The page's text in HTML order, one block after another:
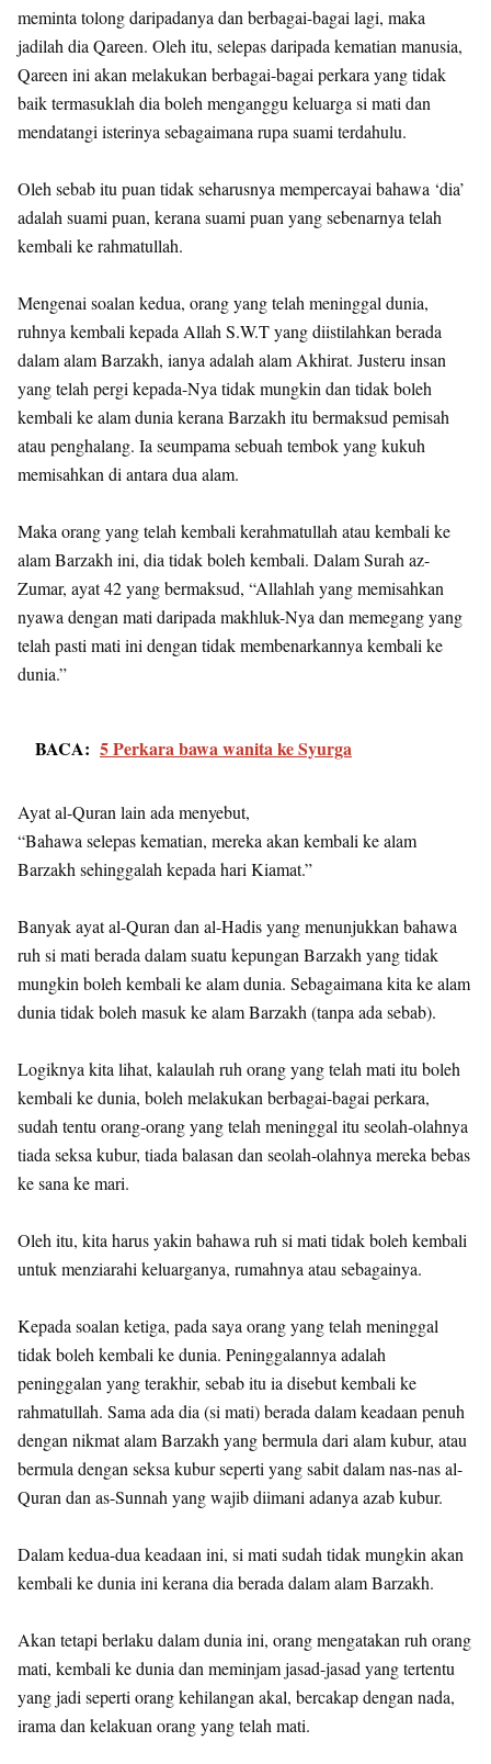
meminta tolong daripadanya dan berbagai-bagai lagi, maka
jadilah dia Qareen. Oleh itu, selepas daripada kematian manusia,
Qareen ini akan melakukan berbagai-bagai perkara yang tidak
baik termasuklah dia boleh menganggu keluarga si mati dan
mendatangi isterinya sebagaimana rupa suami terdahulu.
Oleh sebab itu puan tidak seharusnya mempercayai bahawa ‘dia’
adalah suami puan, kerana suami puan yang sebenarnya telah
kembali ke rahmatullah.
Mengenai soalan kedua, orang yang telah meninggal dunia,
ruhnya kembali kepada Allah S.W.T yang diistilahkan berada
dalam alam Barzakh, ianya adalah alam Akhirat. Justeru insan
yang telah pergi kepada-Nya tidak mungkin dan tidak boleh
kembali ke alam dunia kerana Barzakh itu bermaksud pemisah
atau penghalang. Ia seumpama sebuah tembok yang kukuh
memisahkan di antara dua alam.
Maka orang yang telah kembali kerahmatullah atau kembali ke
alam Barzakh ini, dia tidak boleh kembali. Dalam Surah az-
Zumar, ayat 42 yang bermaksud, “Allahlah yang memisahkan
nyawa dengan mati daripada makhluk-Nya dan memegang yang
telah pasti mati ini dengan tidak membenarkannya kembali ke
dunia.”
BACA: 5 Perkara bawa wanita ke Syurga
Ayat al-Quran lain ada menyebut,
“Bahawa selepas kematian, mereka akan kembali ke alam
Barzakh sehinggalah kepada hari Kiamat.”
Banyak ayat al-Quran dan al-Hadis yang menunjukkan bahawa
ruh si mati berada dalam suatu kepungan Barzakh yang tidak
mungkin boleh kembali ke alam dunia. Sebagaimana kita ke alam
dunia tidak boleh masuk ke alam Barzakh (tanpa ada sebab).
Logiknya kita lihat, kalaulah ruh orang yang telah mati itu boleh
kembali ke dunia, boleh melakukan berbagai-bagai perkara,
sudah tentu orang-orang yang telah meninggal itu seolah-olahnya
tiada seksa kubur, tiada balasan dan seolah-olahnya mereka bebas
ke sana ke mari.
Oleh itu, kita harus yakin bahawa ruh si mati tidak boleh kembali
untuk menziarahi keluarganya, rumahnya atau sebagainya.
Kepada soalan ketiga, pada saya orang yang telah meninggal
tidak boleh kembali ke dunia. Peninggalannya adalah
peninggalan yang terakhir, sebab itu ia disebut kembali ke
rahmatullah. Sama ada dia (si mati) berada dalam keadaan penuh
dengan nikmat alam Barzakh yang bermula dari alam kubur, atau
bermula dengan seksa kubur seperti yang sabit dalam nas-nas al-
Quran dan as-Sunnah yang wajib diimani adanya azab kubur.
Dalam kedua-dua keadaan ini, si mati sudah tidak mungkin akan
kembali ke dunia ini kerana dia berada dalam alam Barzakh.
Akan tetapi berlaku dalam dunia ini, orang mengatakan ruh orang
mati, kembali ke dunia dan meminjam jasad-jasad yang tertentu
yang jadi seperti orang kehilangan akal, bercakap dengan nada,
irama dan kelakuan orang yang telah mati.